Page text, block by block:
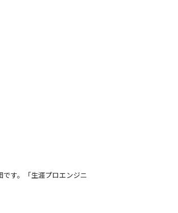
す。「生涯プロエンジニ